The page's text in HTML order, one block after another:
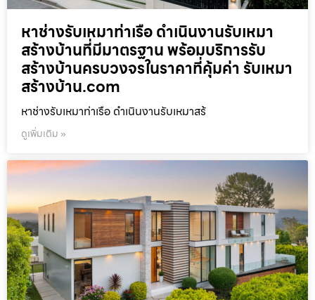
หาช่างรับเหมาท่าเรือ ดำเนินงานรับเหมา
สร้างบ้านที่มีมาตรฐาน พร้อมบริการรับ
สร้างบ้านครบวงจรในราคาที่คุ้มค่า รับเหมา
สร้างบ้าน.com
หาช่างรับเหมาท่าเรือ ดำเนินงานรับเหมาสร้
ดูเพิ่มเติม »